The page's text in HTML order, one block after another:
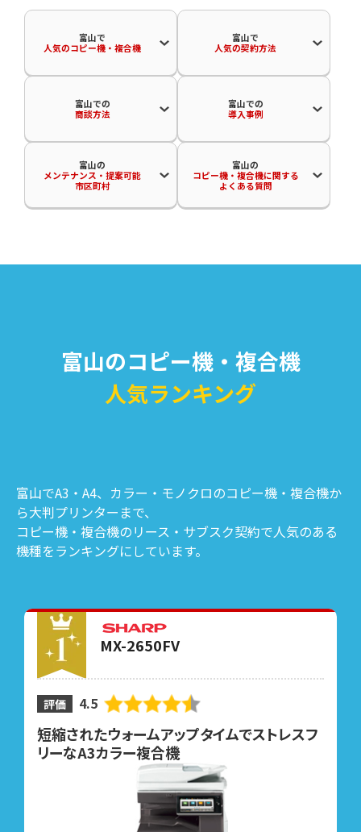
富山で
人気のコピー機・複合機
富山で
人気の契約方法
富山での
商談方法
富山での
導入事例
富山の
メンテナンス・提案可能
市区町村
富山の
コピー機・複合機に関する
よくある質問
富山のコピー機・複合機
人気ランキング
富山でA3・A4、カラー・モノクロのコピー機・複合機か
ら大判プリンターまで、
コピー機・複合機のリース・サブスク契約で人気のある
機種をランキングにしています。
MX-2650FV
評価 4.5
短縮されたウォームアップタイムでストレスフ
リーなA3カラー複合機